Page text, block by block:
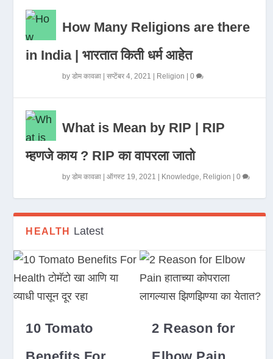
How Many Religions are there
in India | भारतात किती धर्म आहेत
byडोम कावळा |सप्टेंबर 4, 2021 Religion |0
What is Mean by RIP | RIP
म्हणजे काय ? RIP का वापरला जातो
byडोम कावळा |ऑगस्ट 19, 2021 Knowledge, Religion |0
HEALTH Latest
10 Tomato
2 Reason for